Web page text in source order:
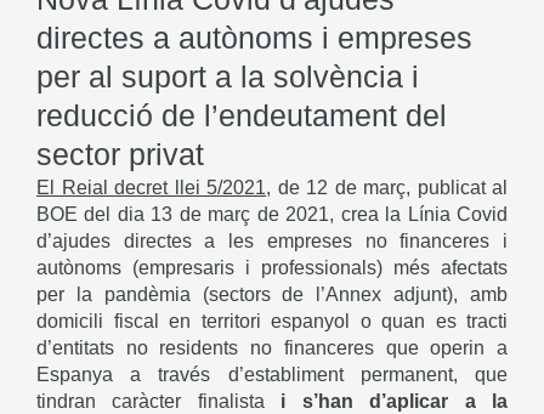
directes a autònoms i empreses
per al suport a la solvència i
reducció de l’endeutament del
sector privat
El Reial decret llei 5/2021, de 12 de març, publicat al
BOE del dia 13 de març de 2021, crea la Línia Covid
d’ajudes directes a les empreses no financeres i
autònoms (empresaris i professionals) més afectats
per la pandèmia (sectors de l’Annex adjunt), amb
domicili fiscal en territori espanyol o quan es tracti
d’entitats no residents no financeres que operin a
Espanya a través d’establiment permanent, que
tindran caràcter finalista i s’han d’aplicar a la